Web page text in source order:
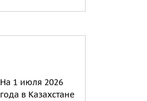
На 1 июля 2026
года в Казахстане